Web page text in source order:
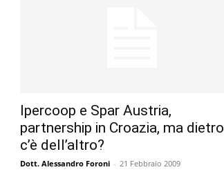
Ipercoop e Spar Austria,
partnership in Croazia, ma dietro
c’è dell’altro?
Dott. Alessandro Foroni - 21 Febbraio 2009